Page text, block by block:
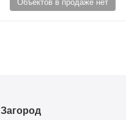
Объектов в продаже нет
Загород